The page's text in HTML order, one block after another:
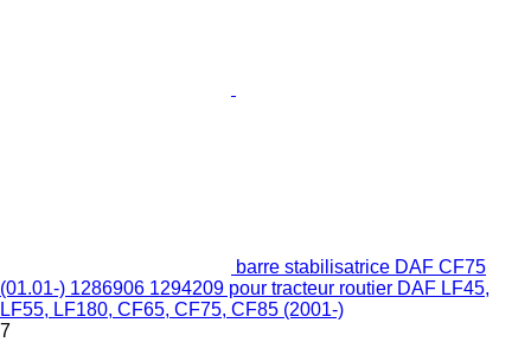
barre stabilisatrice DAF CF75
(01.01-) 1286906 1294209 pour tracteur routier DAF LF45,
LF55, LF180, CF65, CF75, CF85 (2001-)
7